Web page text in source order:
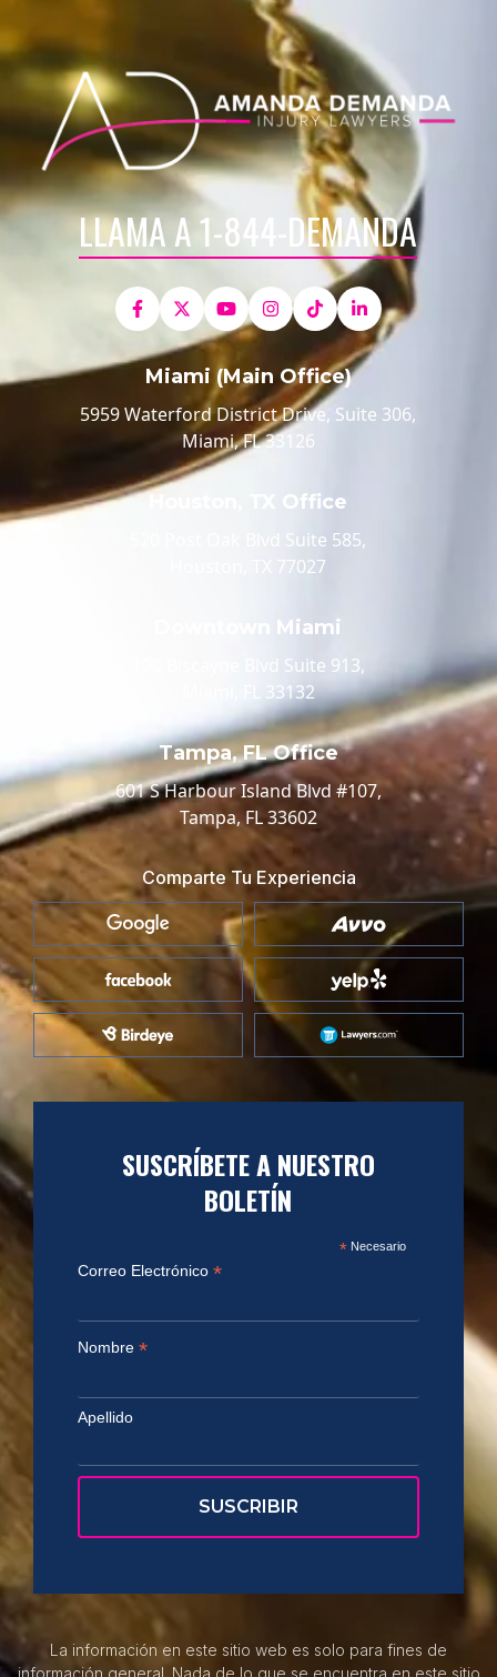
LLAMA A 1-844-DEMANDA
Miami (Main Office)
5959 Waterford District Drive, Suite 306,
Miami, FL 33126
Houston, TX Office
520 Post Oak Blvd Suite 585,
Houston, TX 77027
Downtown Miami
100 Biscayne Blvd Suite 913,
Miami, FL 33132
Tampa, FL Office
601 S Harbour Island Blvd #107,
Tampa, FL 33602
Comparte Tu Experiencia
SUSCRÍBETE A NUESTRO
BOLETÍN
*Necesario
Correo Electrónico *
Nombre *
Apellido
La información en este sitio web es solo para fines de